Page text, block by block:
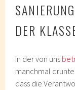
DER
In der von uns
manchmal
dass die